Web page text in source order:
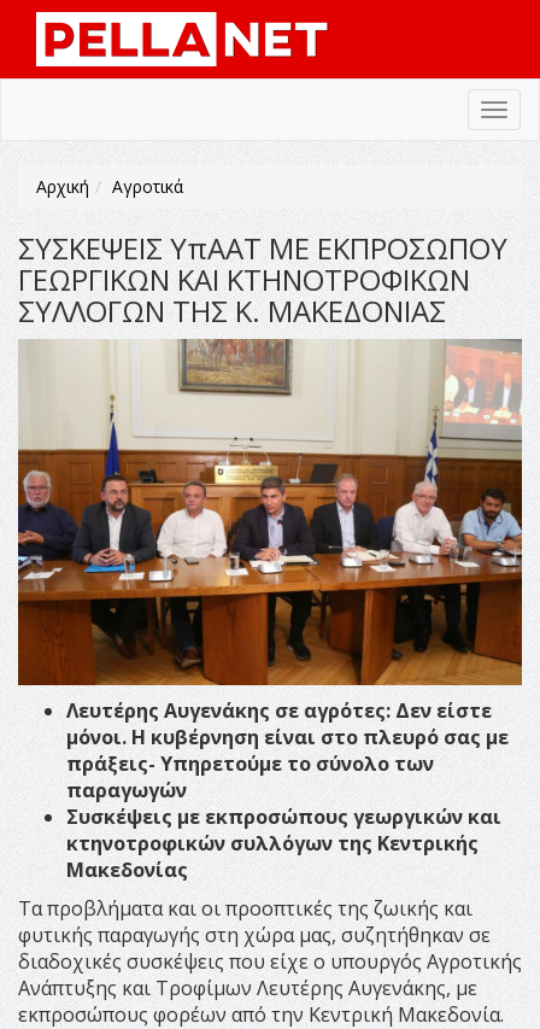
Αρχική Αγροτικά
ΣΥΣΚΕΨΕΙΣ ΥπΑΑΤ ΜΕ ΕΚΠΡΟΣΩΠΟΥ
ΓΕΩΡΓΙΚΩΝ ΚΑΙ ΚΤΗΝΟΤΡΟΦΙΚΩΝ
ΣΥΛΛΟΓΩΝ ΤΗΣ Κ. ΜΑΚΕΔΟΝΙΑΣ
Λευτέρης Αυγενάκης σε αγρότες: Δεν είστε
μόνοι. Η κυβέρνηση είναι στο πλευρό σας με
πράξεις- Υπηρετούμε το σύνολο των
παραγωγών
Συσκέψεις με εκπροσώπους γεωργικών και
κτηνοτροφικών συλλόγων της Κεντρικής
Μακεδονίας
Τα προβλήματα και οι προοπτικές της ζωικής και
φυτικής παραγωγής στη χώρα μας, συζητήθηκαν σε
διαδοχικές συσκέψεις που είχε ο υπουργός Αγροτικής
Ανάπτυξης και Τροφίμων Λευτέρης Αυγενάκης, με
εκπροσώπους φορέων από την Κεντρική Μακεδονία.